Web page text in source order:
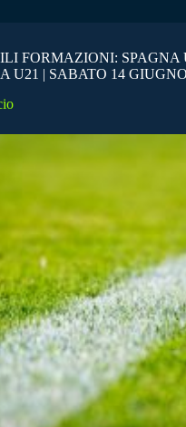
FORMAZIONI: SPAGNA
U21 | SABATO 14